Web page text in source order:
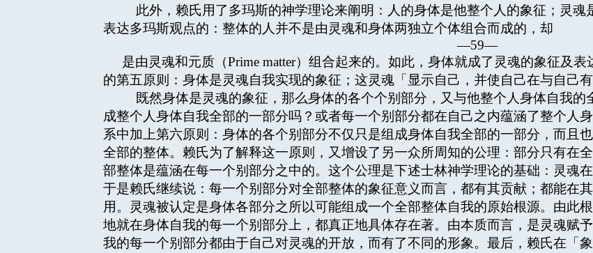
此外，赖氏用了多玛斯的神学理论来阐明：人的身体是他整个人的象征；灵魂
表达多玛斯观点的：整体的人并不是由灵魂和身体两独立个体组合而成的，却
—59—
是由灵魂和元质（Prime matter）组合起来的。如此，身体就成了灵魂的象征及
的第五原则：身体是灵魂自我实现的象征；这灵魂「显示自己，并使自己在与自己
既然身体是灵魂的象征，那么身体的各个个别部分，又与他整个人身体自我的
成整个人身体自我全部的一部分吗？或者每一个别部分都在自己之内蕴涵了整个人
系中加上第六原则：身体的各个别部分不仅只是组成身体自我全部的一部分，而且
全部的整体。赖氏为了解释这一原则，又增设了另一众所周知的公理：部分只有在
部整体是蕴涵在每一个别部分之中的。这个公理是下述士林神学理论的基础：灵魂
于是赖氏继续说：每一个别部分对全部整体的象征意义而言，都有其贡献；都能在
用。灵魂被认定是身体各部分之所以可能组成一个全部整体自我的原始根源。由此
地就在身体自我的每一个别部分上，都真正地具体存在著。由本质而言，是灵魂赋
我的每一个别部分都由于自己对灵魂的开放，而有了不同的形象。最后，赖氏在「